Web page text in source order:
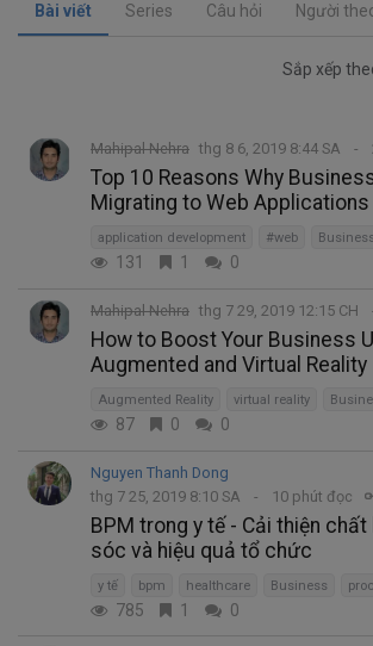
Bài viết Series Câu hỏi Người
Sắp xếp
Mahipal Nehra thg 8 6, 2019 8:44 SA
Top 10 Reasons Why
Migrating to Web Applications
application development #web Business
131 1 0
Mahipal Nehra thg 7 29, 2019 12:15 CH
How to Boost Your Business
Augmented and Virtual Reality
Augmented Reality virtual reality
87 0 0
Nguyen Thanh Dong
thg 7 25, 2019 8:10 SA
10 phút đọc
BPM trong y tế - Cải thiện
sóc và hiệu quả tổ chức
y tế bpm healthcare Business
785 1 0